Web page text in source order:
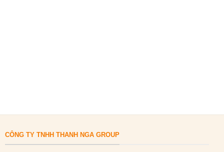
CÔNG TY TNHH THANH NGA GROUP